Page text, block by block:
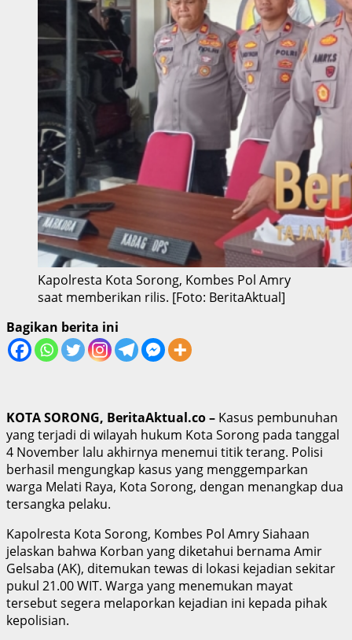
Kapolresta Kota Sorong, Kombes Pol Amry
saat memberikan rilis. [Foto: BeritaAktual]
Bagikan berita ini
KOTA SORONG, BeritaAktual.co – Kasus pembunuhan
yang terjadi di wilayah hukum Kota Sorong pada tanggal
4 November lalu akhirnya menemui titik terang. Polisi
berhasil mengungkap kasus yang menggemparkan
warga Melati Raya, Kota Sorong, dengan menangkap dua
tersangka pelaku.
Kapolresta Kota Sorong, Kombes Pol Amry Siahaan
jelaskan bahwa Korban yang diketahui bernama Amir
Gelsaba (AK), ditemukan tewas di lokasi kejadian sekitar
pukul 21.00 WIT. Warga yang menemukan mayat
tersebut segera melaporkan kejadian ini kepada pihak
kepolisian.